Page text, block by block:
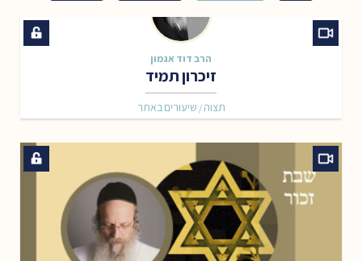
הרב דוד אגמון
זיכרון תמיד
שיעורים באתר / תצוה